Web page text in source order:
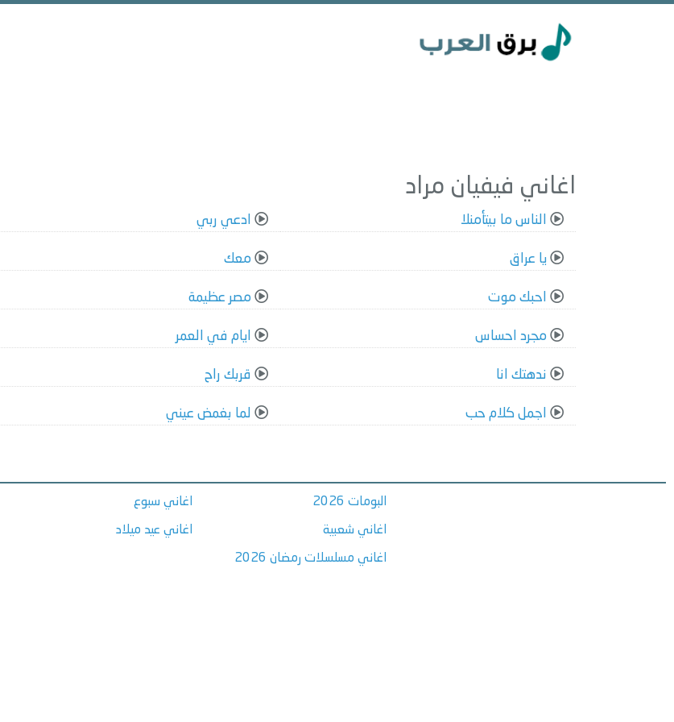
اغاني فيفيان مراد
الناس ما بيتأمنلا ادعي ربي
يا عراق معك
احبك موت مصر عظيمة
مجرد احساس ايام في العمر
ندهتك انا قربك راح
اجمل كلام حب لما بغمض عيني
البومات 2026
اغاني شعبية
اغاني مسلسلات رمضان 2026
اغاني سبوع
اغاني عيد ميلاد